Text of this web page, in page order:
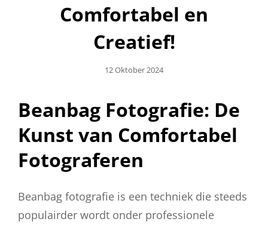
Comfortabel en
Creatief!
Geplaatst
12 Oktober 2024
Beanbag Fotografie: De
Kunst van Comfortabel
Fotograferen
Beanbag fotografie is een techniek die steeds
populairder wordt onder professionele